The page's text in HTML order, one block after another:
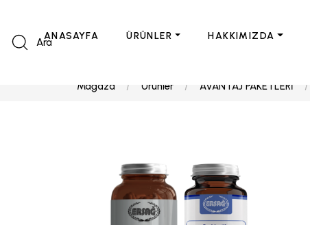
Ara
ANASAYFA ÜRÜNLER HAKKIMIZDA
Mağaza Ürünler AVANTAJ PAKETLERİ